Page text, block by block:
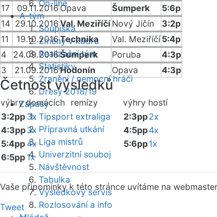
On-line
A-tým
Soupiska
Změny v kádru
Realizační tým
Statistiky
Zranění / nemocní hráči
Dresy 2018/19
Zápasy
Tipsport extraliga
Přípravná utkání
Liga mistrů
Univerzitní souboj
Návštěvnost
Tabulka
Výsledkový servis
Rozlosování a info
17
09.11.2016Opava Šumperk
5:6p
14 29.10.2016Val. MeziříčíNový Jičín
3:2p
11
19.10.2016Technika Val. Meziříčí5:4p
4
24.09.2016Šumperk Poruba
4:3p
3
21.09.2016Hodonín Opava 4:3p
Četnost výsledků
výhry domácích remízy výhry hostí
3:2pp3x
4:3pp3x
5:4pp4x
6:5pp1x
2:3pp2x
4:5pp4x
5:6pp1x
Vaše připomínky k této stránce uvítáme na webmaster
Tweet